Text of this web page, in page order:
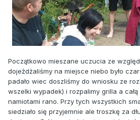
Początkowo mieszane uczucia ze
dojeżdżaliśmy na miejsce niebo było
padało wiec doszliśmy do wniosku ze
wszelki wypadek) i rozpalimy grilla a całą
namiotami rano. Przy tych wszystkich
siedziało się przyjemnie ale troszkę za